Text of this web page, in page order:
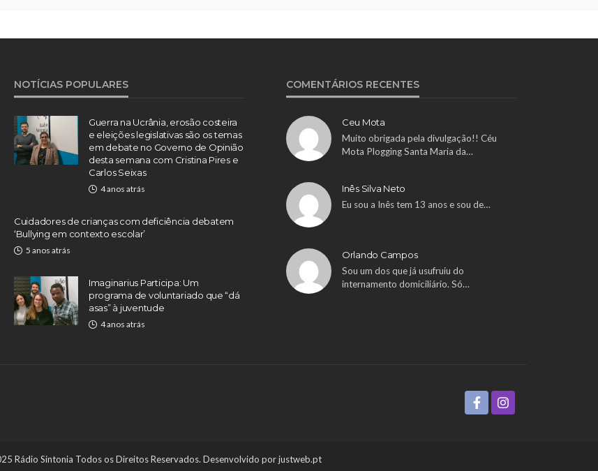
NOTÍCIAS POPULARES
Guerra na Ucrânia, erosão costeira
e eleições legislativas são os temas
em debate no Governo de Opinião
desta semana com Cristina Pires e
Carlos Seixas
4 anos atrás
Cuidadores de crianças com deficiência debatem
‘Bullying em contexto escolar’
5 anos atrás
Imaginarius Participa: Um
programa de voluntariado que “dá
asas” à juventude
4 anos atrás
COMENTÁRIOS RECENTES
Ceu Mota
Muito obrigada pela divulgação!! Céu
Mota Plogging Santa Maria da…
Inês Silva Neto
Eu sou a Inês tem 13 anos e sou de…
Orlando Campos
Sou um dos que já usufruiu do
internamento domiciliário. Só…
Rádio Sintonia Todos os Direitos Reservados. Desenvolvido porjustweb.pt